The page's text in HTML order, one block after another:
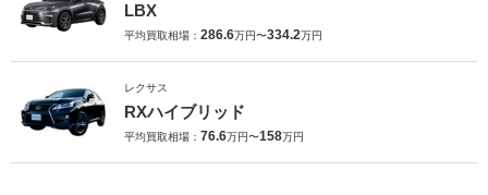
LBX
平均買取相場： 286.6万円〜334.2万円
レクサス
RXハイブリッド
平均買取相場： 76.6万円〜158万円